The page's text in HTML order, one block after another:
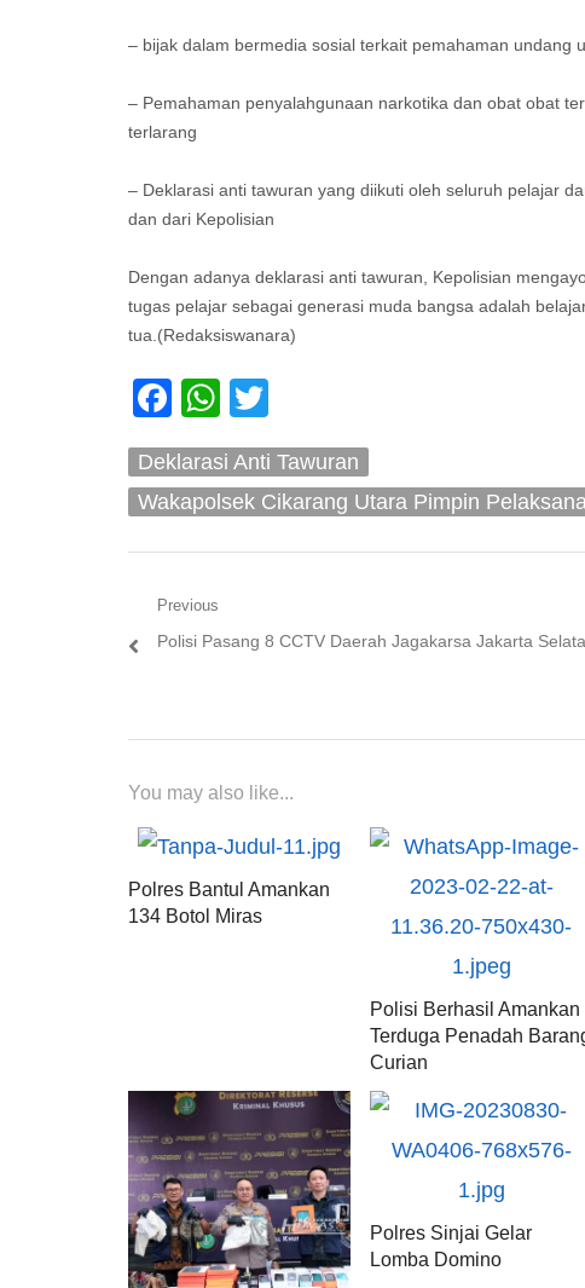
– bijak dalam bermedia sosial terkait pemahaman undang
– Pemahaman penyalahgunaan narkotika dan obat obat
terlarang
– Deklarasi anti tawuran yang diikuti oleh seluruh pelajar
dan dari Kepolisian
Dengan adanya deklarasi anti tawuran, Kepolisian
tugas pelajar sebagai generasi muda bangsa adalah
tua.(Redaksiswanara)
Facebook
WhatsApp
Deklarasi Anti Tawuran
Wakapolsek Cikarang Utara Pimpin
Navigasi
pos
Previous
Previous
Polisi Pasang 8 CCTV Daerah Jagakarsa Jakarta
You may also like...
Polres Bantul Amankan
134 Botol Miras
Polisi Berhasil Amankan
Terduga Penadah
Curian
Polres Sinjai Gelar
Lomba Domino